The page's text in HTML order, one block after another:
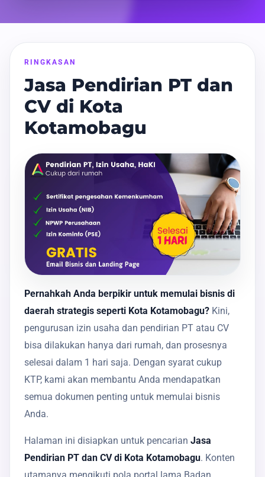
RINGKASAN
Jasa Pendirian PT dan
CV di Kota
Kotamobagu
Pernahkah Anda berpikir untuk memulai bisnis di
daerah strategis seperti Kota Kotamobagu? Kini,
pengurusan izin usaha dan pendirian PT atau CV
bisa dilakukan hanya dari rumah, dan prosesnya
selesai dalam 1 hari saja. Dengan syarat cukup
KTP, kami akan membantu Anda mendapatkan
semua dokumen penting untuk memulai bisnis
Anda.
Halaman ini disiapkan untuk pencarian Jasa
Pendirian PT dan CV di Kota Kotamobagu. Konten